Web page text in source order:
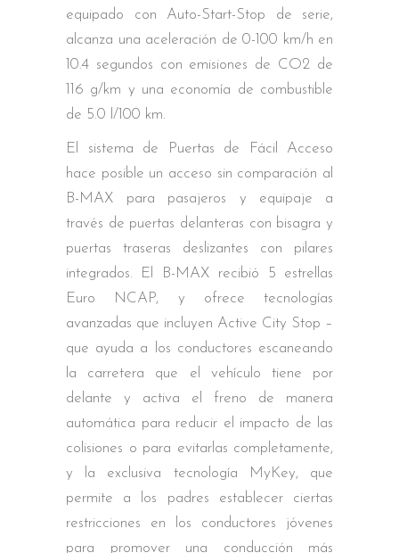
equipado con Auto-Start-Stop de serie,
alcanza una aceleración de 0-100 km/h en
10.4 segundos con emisiones de CO2 de
116 g/km y una economía de combustible
de 5.0 l/100 km.
El sistema de Puertas de Fácil Acceso
hace posible un acceso sin comparación al
B-MAX para pasajeros y equipaje a
través de puertas delanteras con bisagra y
puertas traseras deslizantes con pilares
integrados. El B-MAX recibió 5 estrellas
Euro NCAP, y ofrece tecnologías
avanzadas que incluyen Active City Stop –
que ayuda a los conductores escaneando
la carretera que el vehículo tiene por
delante y activa el freno de manera
automática para reducir el impacto de las
colisiones o para evitarlas completamente,
y la exclusiva tecnología MyKey, que
permite a los padres establecer ciertas
restricciones en los conductores jóvenes
para promover una conducción más